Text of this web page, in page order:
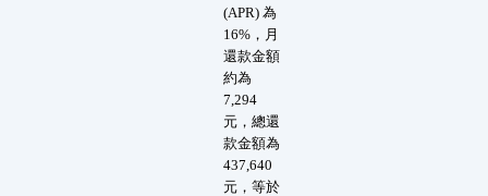
(APR) 為
16%，月
還款金額
約為
7,294
元，總還
款金額為
437,640
元，等於